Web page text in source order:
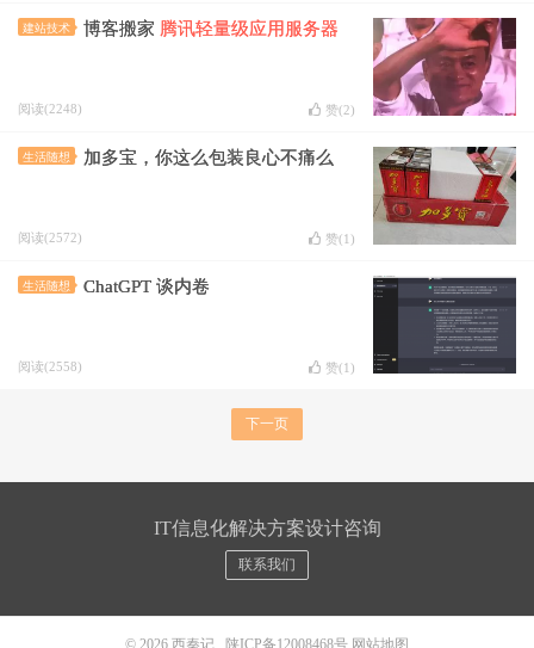
建站技术 博客搬家 腾讯轻量级应用服务器
阅读(2248) 赞(2)
生活随想 加多宝，你这么包装良心不痛么
阅读(2572) 赞(1 )
生活随想 ChatGPT 谈内卷
阅读(2558) 赞(1 )
下一页
IT信息化解决方案设计咨询
联系我们
© 2026 西秦记 陕ICP备12008468号 网站地图